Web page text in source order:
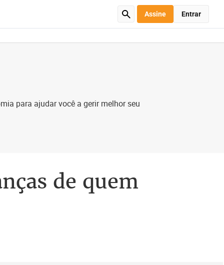
Assine Entrar
para ajudar você a gerir melhor seu
de quem